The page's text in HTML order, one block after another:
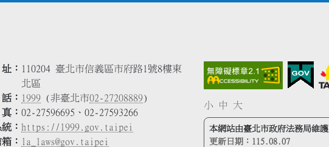
110204 臺北市信義區市府路1號8樓東
北區
1999 (非臺北市02-27208889)
02-27596695、02-27593266
統
https://1999.gov.taipei
箱
la_laws@gov.taipei
小 中 大
本網站由臺北市政府法務局維護
更新日期： 115.08.07